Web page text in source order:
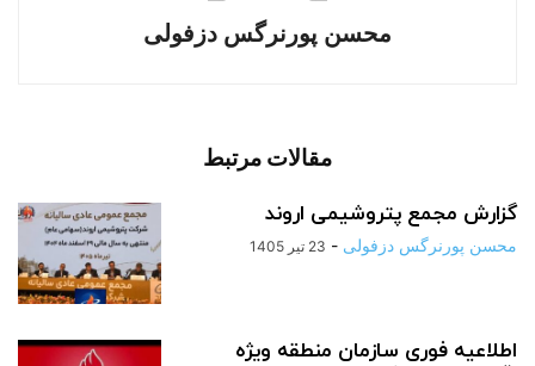
محسن پورنرگس دزفولی
مقالات مرتبط
گزارش مجمع پتروشیمی اروند
محسن پورنرگس دزفولی - 23 تیر 1405
اطلاعیه فوری سازمان منطقه ویژه